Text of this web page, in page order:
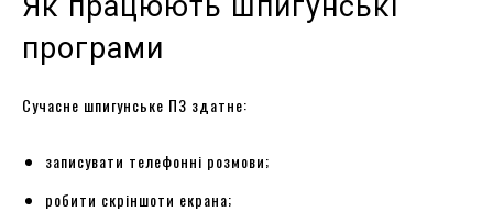
програми
Сучасне шпигунське ПЗ здатне:
записувати телефонні розмови;
робити скріншоти екрана;